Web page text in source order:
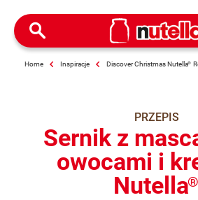
Home Inspiracje Discover Christmas Nutella®
PRZEPIS
Sernik z
owocami i
Nutella®